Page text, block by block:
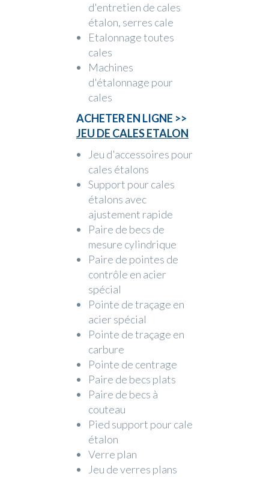
d'entretien de cales
étalon, serres cale
Etalonnage toutes
cales
Machines
d'étalonnage pour
cales
ACHETER EN LIGNE >>
JEU DE CALES ETALON
Jeu d'accessoires pour
cales étalons
Support pour cales
étalons avec
ajustement rapide
Paire de becs de
mesure cylindrique
Paire de pointes de
contrôle en acier
spécial
Pointe de traçage en
acier spécial
Pointe de traçage en
carbure
Pointe de centrage
Paire de becs plats
Paire de becs à
couteau
Pied support pour cale
étalon
Verre plan
Jeu de verres plans